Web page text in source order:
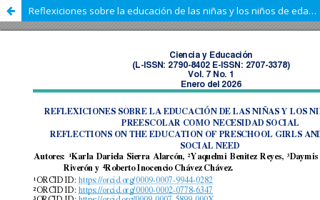
Reflexiciones sobre la educación de las niñas y los niños de edad preescolar como necesidad social